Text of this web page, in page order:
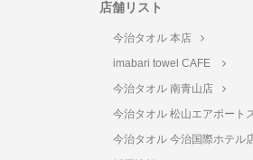
店舗リスト
今治タオル 本店
imabari towel CAFE
今治タオル 南青山店
今治タオル 松山エアポート
今治タオル 今治国際ホテル